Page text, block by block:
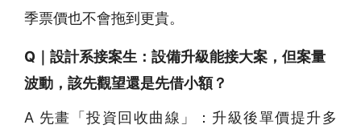
季票價也不會拖到更貴。
Q｜設計系接案生：設備升級能接大案，但案量
波動，該先觀望還是先借小額？
A 先畫「投資回收曲線」：升級後單價提升多